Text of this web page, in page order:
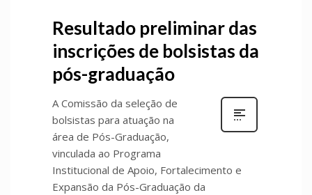
Resultado preliminar das
inscrições de bolsistas da
pós-graduação
A Comissão da seleção de
bolsistas para atuação na
área de Pós-Graduação,
vinculada ao Programa
Institucional de Apoio, Fortalecimento e
Expansão da Pós-Graduação da